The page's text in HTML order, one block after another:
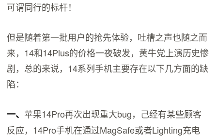
可谓同行的标杆！
但是随着第一批用户的抢先体验，吐槽之声也随之而
来，14和14Plus的价格一夜破发，黄牛党上演历史惨
剧，总的来说，14系列手机主要存在以下几方面的缺
陷：
一、 苹果14Pro再次出现重大bug，己经有某些顾客
反应，14Pro手机在通过MagSafe或者Lighting充电